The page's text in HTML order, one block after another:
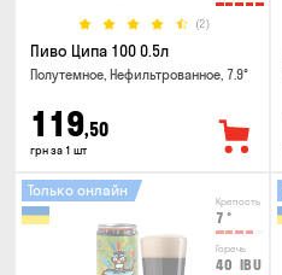
(2)
Пиво Ципа 100 0.5л
Полутемное, Нефильтрованное, 7.9°
119,50
грн за 1 шт
Крепость
7 °
Горечь
40 IBU
Только онлайн